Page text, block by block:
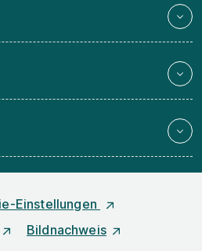
Einstellungen
Bildnachweis